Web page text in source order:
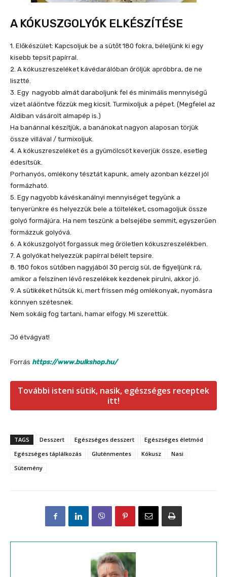
A KÓKUSZGOLYÓK ELKÉSZÍTÉSE
1. Előkészület: Kapcsoljuk be a sütőt 180 fokra, béleljünk ki egy
kisebb tepsit papírral.
2. A kókuszreszeléket kávédarálóban őröljük apróbbra, de ne
lisztté.
3. Egy nagyobb almát daraboljunk fel és minimális mennyiségű
vizet aláöntve főzzük meg kicsit. Turmixoljuk a pépet. (Megfelel az
Aldiban vásárolt almapép is.)
Ha banánnal készítjük, a banánokat nagyon alaposan törjük
össze villával / turmixoljuk.
4. A kókuszreszeléket és a gyümölcsöt keverjük össze, esetleg
édesítsük.
Porhanyós, omlékony tésztát kapunk, amely azonban kézzel jól
formázható.
5. Egy nagyobb kávéskanálnyi mennyiséget tegyünk a
tenyerünkre és helyezzük bele a tölteléket, csomagoljuk össze
golyó formájúra. Ha nem teszünk a belsejébe semmit, egyszerűen
formázzuk golyóvá.
6. A kókuszgolyót forgassuk meg őröletlen kókuszreszelékben.
7. A golyókat helyezzük papírral bélelt tepsire.
8. 180 fokos sütőben nagyjából 30 percig sül, de figyeljünk rá,
amikor a felszínen lévő reszelékek kezdenek pirulni, akkor jó.
9. A sütikéket hűtsük ki, mert frissen még omlékonyak, nyomásra
könnyen szétesnek.
Nem sokáig fog tartani, hamar elfogy. Mi szerettük.
Jó étvágyat!
Forrás https://www.bulkshop.hu/
További isteni sütik, nasik, egészséges receptek
itt!
TAGS Desszert Egészséges desszert
Egészséges életmód
Egészséges táplálkozás
Gluténmentes Kókusz
Nasi
Sütemény